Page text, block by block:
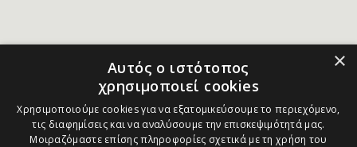
×
Αυτός ο ιστότοπος
χρησιμοποιεί cookies
Χρησιμοποιούμε cookies για να εξατομικεύσουμε το περιεχόμενο,
τις διαφημίσεις και να αναλύσουμε την επισκεψιμότητά μας.
Μοιραζόμαστε επίσης πληροφορίες σχετικά με τη χρήση του